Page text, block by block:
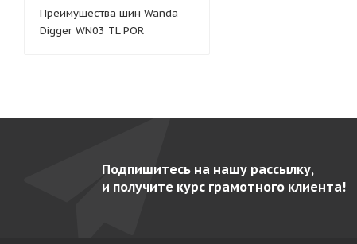
Преимущества шин Wanda
Digger WN03 TL POR
Подпишитесь на нашу рассылку,
и получите курс грамотного клиента!